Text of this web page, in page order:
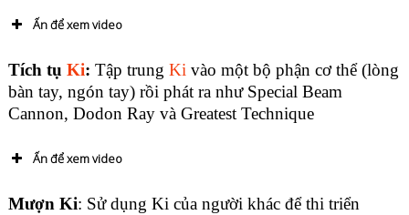
Ấn để xem video
Tích tụ Ki: Tập trung Kivào một bộ phận cơ thể (lòng
bàn tay, ngón tay) rồi phát ra như Special Beam
Cannon, Dodon Ray và Greatest Technique
Ấn để xem video
Mượn Ki: Sử dụng Ki của người khác để thi triển